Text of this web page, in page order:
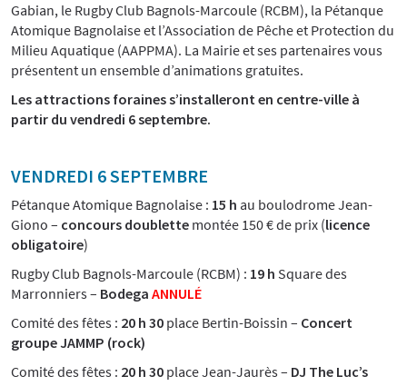
Gabian, le Rugby Club Bagnols-Marcoule (RCBM), la Pétanque
Atomique Bagnolaise et l’Association de Pêche et Protection du
Milieu Aquatique (AAPPMA). La Mairie et ses partenaires vous
présentent un ensemble d’animations gratuites.
Les attractions foraines s’installeront en centre-ville à
partir du vendredi 6 septembre.
VENDREDI 6 SEPTEMBRE
Pétanque Atomique Bagnolaise : 15 h au boulodrome Jean-
Giono – concours doublette montée 150 € de prix (licence
obligatoire)
Rugby Club Bagnols-Marcoule (RCBM) : 19 h Square des
Marronniers – Bodega ANNULÉ
Comité des fêtes : 20 h 30 place Bertin-Boissin – Concert
groupe JAMMP (rock)
Comité des fêtes : 20 h 30 place Jean-Jaurès – DJ The Luc’s